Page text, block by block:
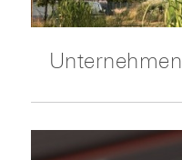
Unternehmen